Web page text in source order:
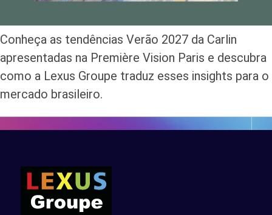
Conheça as tendências Verão 2027 da Carlin
apresentadas na Première Vision Paris e descubra
como a Lexus Groupe traduz esses insights para o
mercado brasileiro.